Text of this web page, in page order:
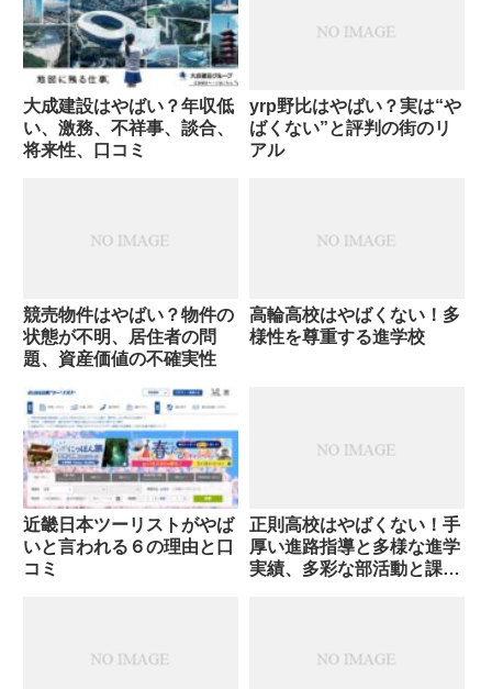
大成建設はやばい？年収低
い、激務、不祥事、談合、
将来性、口コミ
yrp野比はやばい？実は“や
ばくない”と評判の街のリ
アル
競売物件はやばい？物件の
状態が不明、居住者の問
題、資産価値の不確実性
高輪高校はやばくない！多
様性を尊重する進学校
近畿日本ツーリストがやば
いと言われる６の理由と口
コミ
正則高校はやばくない！手
厚い進路指導と多様な進学
実績、多彩な部活動と課外